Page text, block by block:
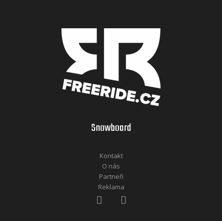
Snowboard
Kontakt
O nás
Partneři
Reklama